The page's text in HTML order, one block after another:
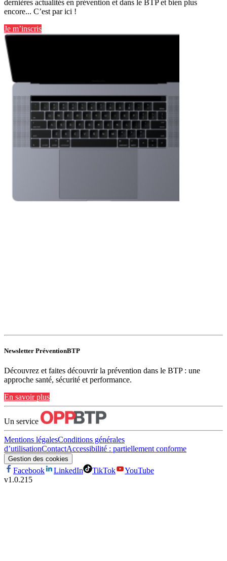
dernières actualités en prévention et dans le BTP et bien plus
encore... C’est par ici !
Je m’inscris
Newsletter PréventionBTP
Découvrez et faites découvrir la prévention dans le BTP : une
approche santé, sécurité et performance.
En savoir plus
Un service
Mentions légalesConditions générales
d’utilisationContactAccessibilité : partiellement conforme
Gestion des cookies
Facebook LinkedIn TikTok
YouTube
v1.0.215